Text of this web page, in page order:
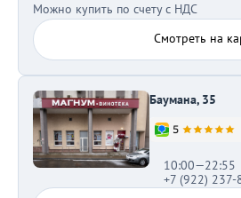
Можно купить по счету с НДС
Смотреть на
Баумана, 35
10:00—22:55
+7 (922) 237-